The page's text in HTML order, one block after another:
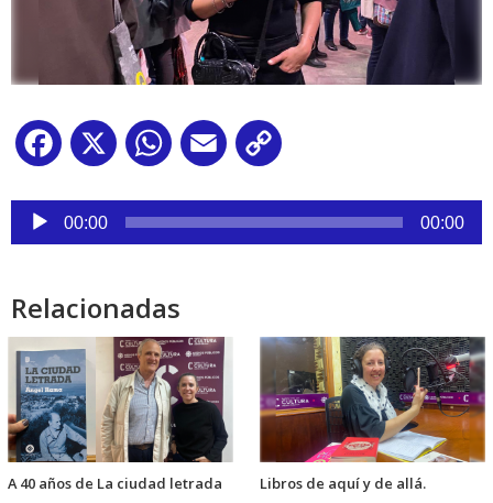
Facebook
X WhatsApp
Email
Reproductor
audio
00:00 00:00
Relacionadas
A 40 años de La ciudad letrada Libros de aquí y de allá.